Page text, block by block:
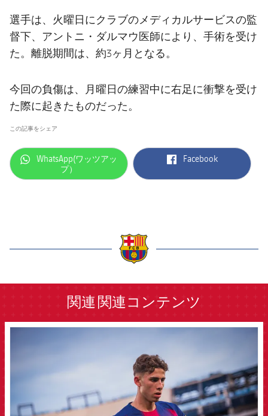
結果
順位表
選手は、火曜日にクラブのメディカルサービスの監
督下、アントニ・ダルマウ医師により、手術を受け
た。離脱期間は、約3ヶ月となる。
今回の負傷は、月曜日の練習中に右足に衝撃を受け
た際に起きたものだった。
この記事をシェア
label.aria.whatsapp
WhatsApp(ワッツアッ
プ）
label.aria.facebook
Facebook
関連 関連コンテンツ